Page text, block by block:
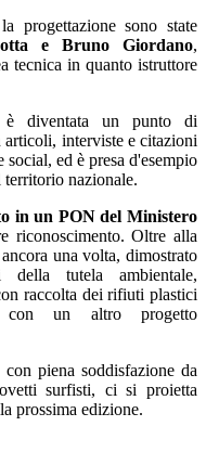
progettazione sono state
e Bruno Giordano,
tecnica in quanto istruttore
è diventata un punto di
interviste e citazioni
ed è presa d'esempio
nazionale.
in un PON del Ministero
riconoscimento. Oltre alla
una volta, dimostrato
tutela ambientale,
raccolta dei rifiuti plastici
un altro progetto
con piena soddisfazione da
surfisti, ci si proietta
prossima edizione.